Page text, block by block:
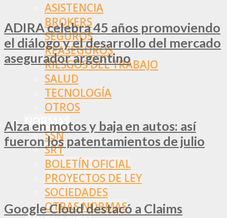
ASISTENCIA
BROKERS
SEGUROS
REASEGUROS
RIESGOS DEL TRABAJO
SALUD
TECNOLOGÍA
OTROS
NORMAS
SSN
SRT
BOLETÍN OFICIAL
PROYECTOS DE LEY
SOCIEDADES
OTRAS NORMAS
ADIRA celebra 45 años promoviendo
el diálogo y el desarrollo del mercado
asegurador argentino
Alza en motos y baja en autos: así
fueron los patentamientos de julio
Google Cloud destacó a Claims